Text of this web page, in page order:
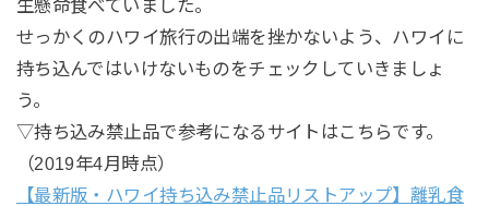
生懸命食べていました。
せっかくのハワイ旅行の出端を挫かないよう、ハワイに
持ち込んではいけないものをチェックしていきましょ
う。
▽持ち込み禁止品で参考になるサイトはこちらです。
（2019年4月時点）
【最新版・ハワイ持ち込み禁止品リストアップ】離乳食